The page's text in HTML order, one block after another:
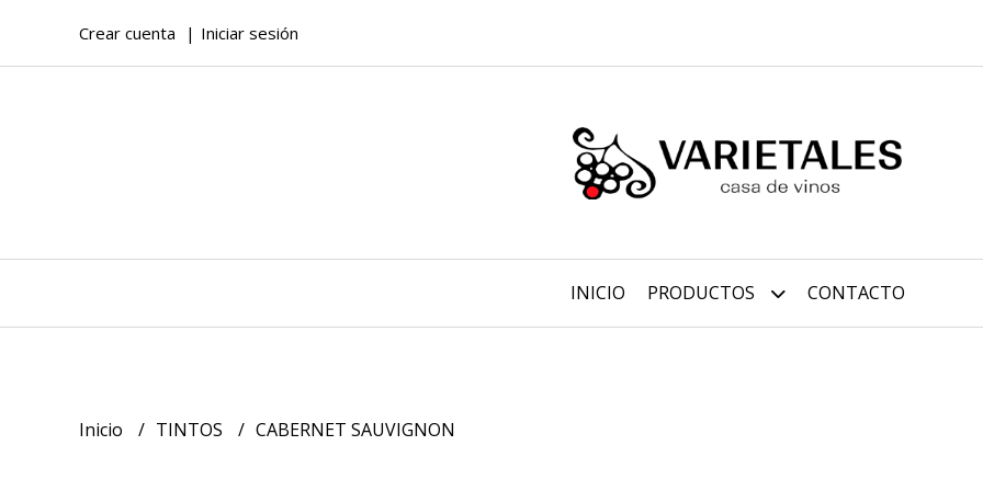
Crear cuenta Iniciar sesión
INICIO PRODUCTOS CONTACTO
Inicio TINTOS CABERNET SAUVIGNON